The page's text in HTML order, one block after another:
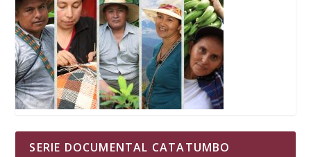
SERIE DOCUMENTAL CATATUMBO